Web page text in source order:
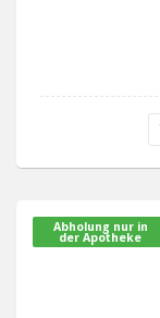
Abholung nur in
der Apotheke